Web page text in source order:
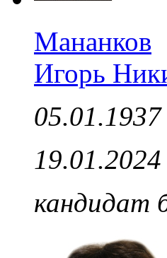
Мананков
Игорь
05.01.1937
19.01.2024
кандидат